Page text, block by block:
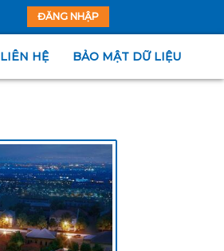
ĐĂNG NHẬP
LIÊN HỆ BẢO MẬT DỮ LIỆU